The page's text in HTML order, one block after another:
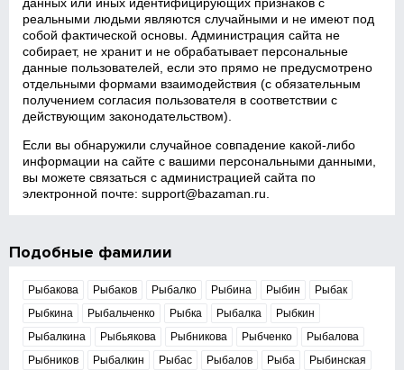
реальными людьми являются случайными и не имеют под
собой фактической основы. Администрация сайта не
собирает, не хранит и не обрабатывает персональные
данные пользователей, если это прямо не предусмотрено
отдельными формами взаимодействия (с обязательным
получением согласия пользователя в соответствии с
действующим законодательством).
Если вы обнаружили случайное совпадение какой‑либо
информации на сайте с вашими персональными данными,
вы можете связаться с администрацией сайта по
электронной почте:support@bazaman.ru
Подобные фамилии
Рыбакова Рыбаков Рыбалко Рыбина Рыбин
Рыбак
Рыбкина
Рыбальченко Рыбка Рыбалка
Рыбкин
Рыбалкина
Рыбьякова Рыбникова Рыбченко
Рыбалова
Рыбников
Рыбалкин Рыбас Рыбалов Рыба Рыбинская